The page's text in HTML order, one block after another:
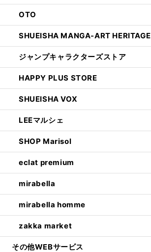
OTO
SHUEISHA MANGA-ART HERITAGE
ジャンプキャラクターズストア
HAPPY PLUS STORE
SHUEISHA VOX
LEEマルシェ
SHOP Marisol
eclat premium
mirabella
mirabella homme
zakka market
その他WEBサービス